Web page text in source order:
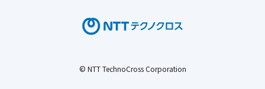
© NTT TechnoCross Corporation